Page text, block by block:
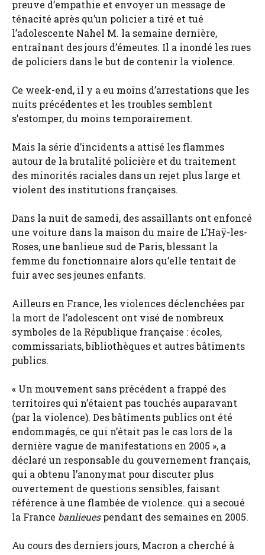
preuve d’empathie et envoyer un message de
ténacité après qu’un policier a tiré et tué
l’adolescente Nahel M. la semaine dernière,
entraînant des jours d’émeutes. Il a inondé les rues
de policiers dans le but de contenir la violence.
Ce week-end, il y a eu moins d’arrestations que les
nuits précédentes et les troubles semblent
s’estomper, du moins temporairement.
Mais la série d’incidents a attisé les flammes
autour de la brutalité policière et du traitement
des minorités raciales dans un rejet plus large et
violent des institutions françaises.
Dans la nuit de samedi, des assaillants ont enfoncé
une voiture dans la maison du maire de L’Haÿ-les-
Roses,une banlieue sud de Paris, blessant la
femme du fonctionnaire alors qu’elle tentait de
fuir avec ses jeunes enfants.
Ailleurs en France, les violences déclenchées par
la mort de l’adolescent ont visé de nombreux
symboles de la République française : écoles,
commissariats, bibliothèques et autres bâtiments
publics.
« Un mouvement sans précédent a frappé des
territoires qui n’étaient pas touchés auparavant
(par la violence). Des bâtiments publics ont été
endommagés, ce qui n’était pas le cas lors de la
dernière vague de manifestations en 2005 », a
déclaré un responsable du gouvernement français,
qui a obtenu l’anonymat pour discuter plus
ouvertement de questions sensibles, faisant
référence à une flambée de violence. qui a secoué
la France banlieuespendant des semaines en 2005.
Au cours des derniers jours, Macron a cherché à